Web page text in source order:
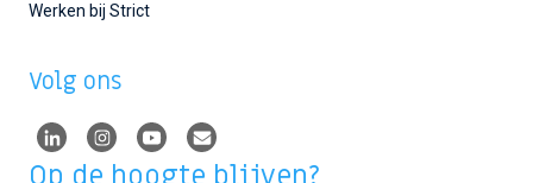
Werken bij Strict
Volg ons